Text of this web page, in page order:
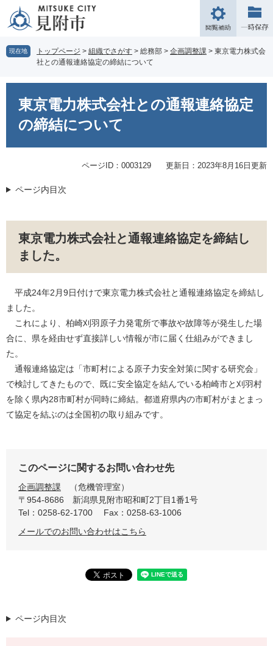
の
先
で
ー
を
ば
へ
閲
覧
補
現在地 トップページ > 組織でさがす > 総務部 > 企画調整課 > 東京電力株式会
社との通報連絡協定の締結について
東京電力株式会社との通報連絡協定
の締結について
ページID：0003129 更新日：2023年8月16日更新
ページ内目次
東京電力株式会社と通報連絡協定を締結し
ました。
平成24年2月9日付けで東京電力株式会社と通報連絡協定を締結し
ました。
これにより、柏崎刈羽原子力発電所で事故や故障等が発生した場
合に、県を経由せず直接詳しい情報が市に届く仕組みができまし
た。
通報連絡協定は「市町村による原子力安全対策に関する研究会」
で検討してきたもので、既に安全協定を結んでいる柏崎市と刈羽村
を除く県内28市町村が同時に締結。都道府県内の市町村がまとまっ
て協定を結ぶのは全国初の取り組みです。
このページに関するお問い合わせ先
企画調整課
危機管理室
〒954-8686
新潟県見附市昭和町2丁目1番1号
Tel：0258-62-1700
Fax：0258-63-1006
メールでのお問い合わせはこちら
ページ内目次